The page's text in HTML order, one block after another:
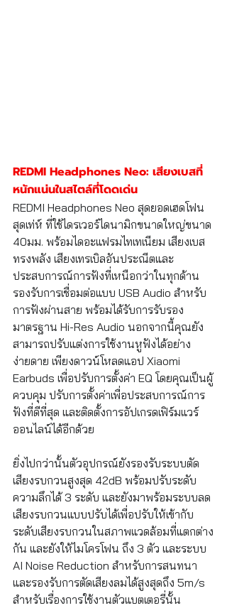
REDMI Headphones Neo: เสียงเบสที่
หนักแน่นในสไตล์ที่โดดเด่น
REDMI Headphones Neo สุดยอดเฮดโฟน
สุดเท่ห์ ที่ใช้ไดรเวอร์ไดนามิกขนาดใหญ่ขนาด
40มม. พร้อมไดอะแฟรมไทเทเนียม เสียงเบส
ทรงพลัง เสียงเทรเบิลอันประณีตและ
ประสบการณ์การฟังที่เหนือกว่าในทุกด้าน
รองรับการเชื่อมต่อแบบ USB Audio สำหรับ
การฟังผ่านสาย พร้อมได้รับการรับรอง
มาตรฐาน Hi-Res Audio นอกจากนี้คุณยัง
สามารถปรับแต่งการใช้งานหูฟังได้อย่าง
ง่ายดาย เพียงดาวน์โหลดแอป Xiaomi
Earbuds เพื่อปรับการตั้งค่า EQ โดยคุณเป็นผู้
ควบคุม ปรับการตั้งค่าเพื่อประสบการณ์การ
ฟังที่ดีที่สุด และติดตั้งการอัปเกรดเฟิร์มแวร์
ออนไลน์ได้อีกด้วย
ยิ่งไปกว่านั้นตัวอุปกรณ์ยังรองรับระบบตัด
เสียงรบกวนสูงสุด 42dB พร้อมปรับระดับ
ความลึกได้ 3 ระดับ และยังมาพร้อมระบบลด
เสียงรบกวนแบบปรับได้เพื่อปรับให้เข้ากับ
ระดับเสียงรบกวนในสภาพแวดล้อมที่แตกต่าง
กัน และยังให้ไมโครโฟน ถึง 3 ตัว และระบบ
AI Noise Reduction สำหรับการสนทนา
และรองรับการตัดเสียงลมได้สูงสุดถึง 5m/s
สำหรับเรื่องการใช้งานตัวแบตเตอรี่นั้น